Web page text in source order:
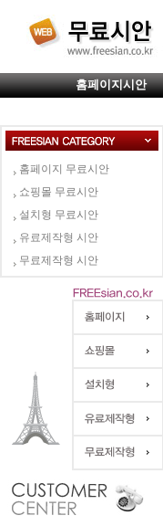
홈페이지시안
홈페이지 무료시안
쇼핑몰 무료시안
설치형 무료시안
유료제작형 시안
무료제작형 시안